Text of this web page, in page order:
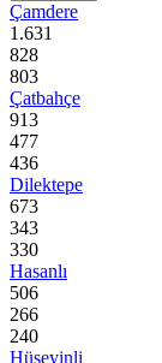
Çamdere
1.631
828
803
Çatbahçe
913
477
436
Dilektepe
673
343
330
Hasanlı
506
266
240
Hüseyinli